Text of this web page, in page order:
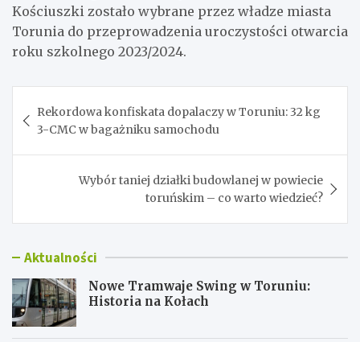
Kościuszki zostało wybrane przez władze miasta
Torunia do przeprowadzenia uroczystości otwarcia
roku szkolnego 2023/2024.
wpisu
Rekordowa konfiskata dopalaczy w Toruniu: 32 kg
3-CMC w bagażniku samochodu
Wybór taniej działki budowlanej w powiecie
toruńskim – co warto wiedzieć?
Aktualności
Nowe Tramwaje Swing w Toruniu:
Historia na Kołach